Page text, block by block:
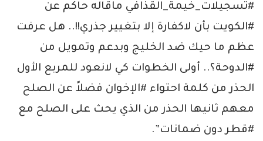
#تسجيلات_خيمة_القذافي ماقاله حاكم عن
#الكويت بأن لاكفارة إلا بتغيير جذري!!.. هل عرفت
عظم ما حيك ضد الخليج وبدعم وتمويل من
#الدوحة؟.. أولى الخطوات كي لانعود للمربع الأول
الحذر من كلمة احتواء #الإخوان فضلاً عن الصلح
معهم ثانيها الحذر من الذي يحث على الصلح مع
#قطر دون ضمانات”.